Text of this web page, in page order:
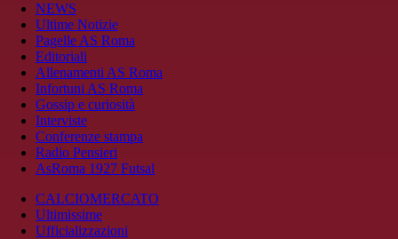
NEWS
Ultime Notizie
Pagelle AS Roma
Editoriali
Allenamenti AS Roma
Infortuni AS Roma
Gossip e curiosità
Interviste
Conferenze stampa
Radio Pensieri
AsRoma 1927 Futsal
CALCIOMERCATO
Ultimissime
Ufficializzazioni